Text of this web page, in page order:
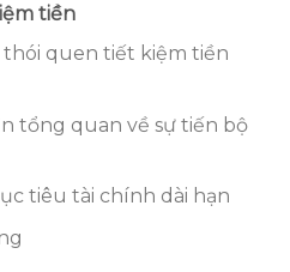
tiền
quen tiết kiệm tiền
tổng quan về sự tiến bộ
tiêu tài chính dài hạn